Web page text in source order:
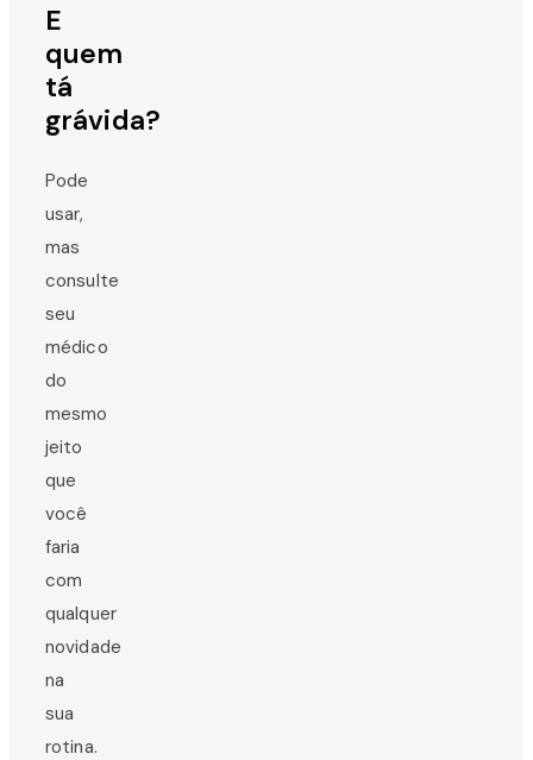
E
quem
tá
grávida?
Pode
usar,
mas
consulte
seu
médico
do
mesmo
jeito
que
você
faria
com
qualquer
novidade
na
sua
rotina.